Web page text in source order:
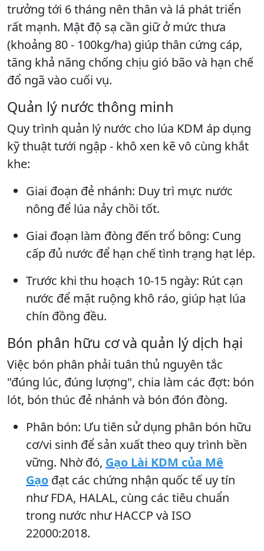
trưởng tới 6 tháng nên thân và lá phát triển
rất mạnh. Mật độ sạ cần giữ ở mức thưa
(khoảng 80 - 100kg/ha) giúp thân cứng cáp,
tăng khả năng chống chịu gió bão và hạn chế
đổ ngã vào cuối vụ.
Quản lý nước thông minh
Quy trình quản lý nước cho lúa KDM áp dụng
kỹ thuật tưới ngập - khô xen kẽ vô cùng khắt
khe:
Giai đoạn đẻ nhánh: Duy trì mực nước
nông để lúa nảy chồi tốt.
Giai đoạn làm đòng đến trổ bông: Cung
cấp đủ nước để hạn chế tình trạng hạt lép.
Trước khi thu hoạch 10-15 ngày: Rút cạn
nước để mặt ruộng khô ráo, giúp hạt lúa
chín đồng đều.
Bón phân hữu cơ và quản lý dịch hại
Việc bón phân phải tuân thủ nguyên tắc
"đúng lúc, đúng lượng", chia làm các đợt: bón
lót, bón thúc đẻ nhánh và bón đón đòng.
Phân bón: Ưu tiên sử dụng phân bón hữu
cơ/vi sinh để sản xuất theo quy trình bền
vững. Nhờ đó, Gạo Lài KDM của Mê
Gạo đạt các chứng nhận quốc tế uy tín
như FDA, HALAL, cùng các tiêu chuẩn
trong nước như HACCP và ISO
22000:2018.